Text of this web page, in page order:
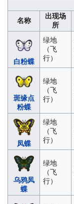
名称
出现场
所
白粉蝶
绿地
（飞
行）
斑缘点
粉蝶
绿地
（飞
行）
凤蝶
绿地
（飞
行）
乌鸦凤
蝶
绿地
（飞
行）